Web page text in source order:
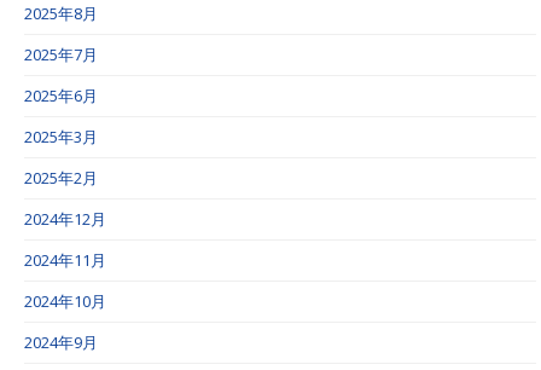
2025年8月
2025年7月
2025年6月
2025年3月
2025年2月
2024年12月
2024年11月
2024年10月
2024年9月